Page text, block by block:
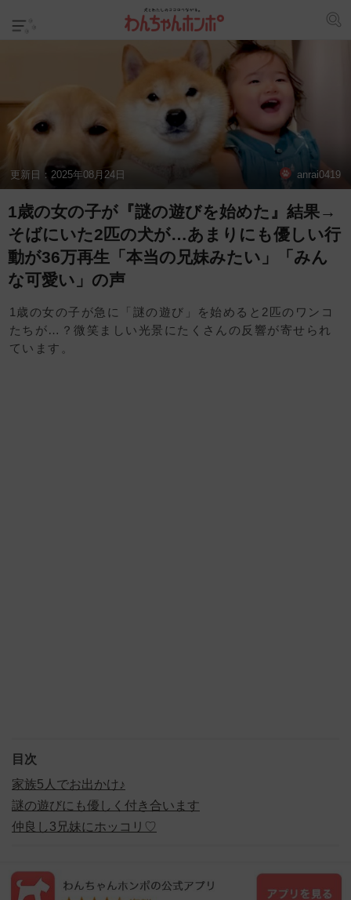
更新日： 2025年08月24日 anrai0419
1歳の女の子が『謎の遊びを始めた』結果→
そばにいた2匹の犬が…あまりにも優しい行
動が36万再生「本当の兄妹みたい」「みん
な可愛い」の声
1歳の女の子が急に「謎の遊び」を始めると2匹のワンコ
たちが…？微笑ましい光景にたくさんの反響が寄せられ
ています。
目次
家族5人でお出かけ♪
謎の遊びにも優しく付き合います
仲良し3兄妹にホッコリ♡